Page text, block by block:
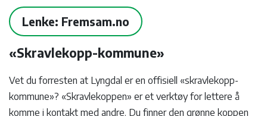
Lenke: Fremsam.no
«Skravlekopp-kommune»
Vet du forresten at Lyngdal er en offisiell «skravlekopp-
kommune»? «Skravlekoppen» er et verktøy for lettere å
komme i kontakt med andre. Du finner den grønne koppen